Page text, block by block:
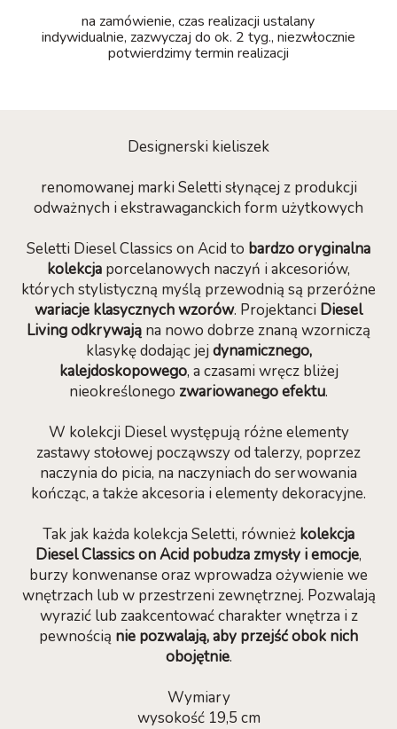
na zamówienie, czas realizacji ustalany
indywidualnie, zazwyczaj do ok. 2 tyg., niezwłocznie
potwierdzimy termin realizacji
Designerski kieliszek
renomowanej marki Seletti słynącej z produkcji
odważnych i ekstrawaganckich form użytkowych
Seletti Diesel Classics on Acid to bardzo oryginalna
kolekcja porcelanowych naczyń i akcesoriów,
których stylistyczną myślą przewodnią są przeróżne
wariacje klasycznych wzorów. Projektanci Diesel
Living odkrywają na nowo dobrze znaną wzorniczą
klasykę dodając jej dynamicznego,
kalejdoskopowego, a czasami wręcz bliżej
nieokreślonego zwariowanego efektu.
W kolekcji Diesel występują różne elementy
zastawy stołowej począwszy od talerzy, poprzez
naczynia do picia, na naczyniach do serwowania
kończąc, a także akcesoria i elementy dekoracyjne.
Tak jak każda kolekcja Seletti, również kolekcja
Diesel Classics on Acid pobudza zmysły i emocje,
burzy konwenanse oraz wprowadza ożywienie we
wnętrzach lub w przestrzeni zewnętrznej. Pozwalają
wyrazić lub zaakcentować charakter wnętrza i z
pewnością nie pozwalają, aby przejść obok nich
obojętnie.
Wymiary
wysokość 19,5 cm